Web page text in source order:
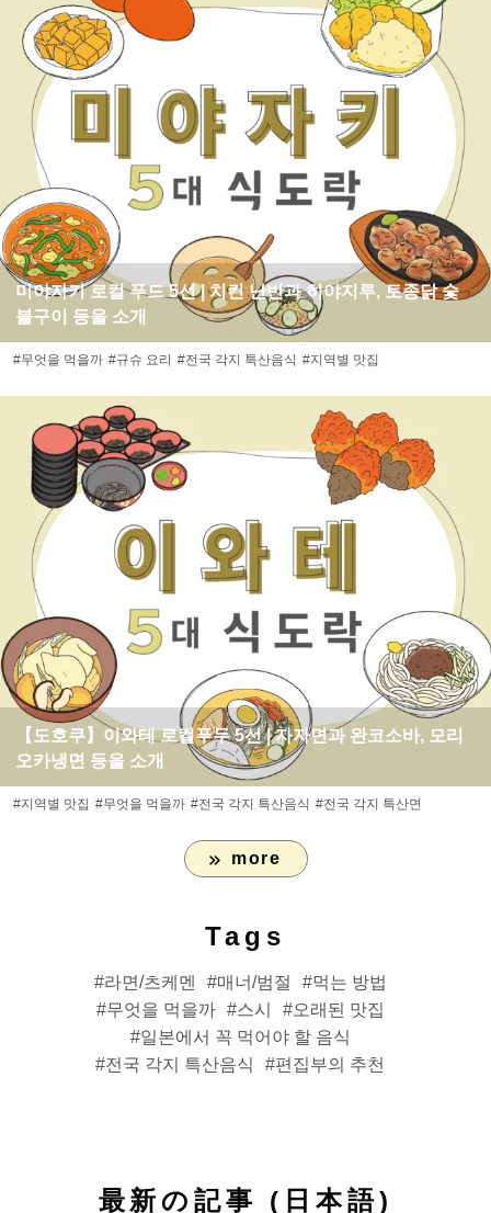
미야자키 로컬 푸드 5선 | 치킨 난반과 히야지루, 토종닭 숯
불구이 등을 소개
#무엇을 먹을까 #규슈 요리 #전국 각지 특산음식 #지역별 맛집
【도호쿠】이와테 로컬푸두 5선 | 자자면과 완코소바, 모리
오카냉면 등을 소개
#지역별 맛집 #무엇을 먹을까 #전국 각지 특산음식 #전국 각지 특산면
more
Tags
라면/츠케멘 매너/범절
먹는 방법
무엇을 먹을까
스시
오래된 맛집
일본에서 꼭 먹어야 할 음식
전국 각지 특산음식
편집부의 추천
最新の記事 (日本語)